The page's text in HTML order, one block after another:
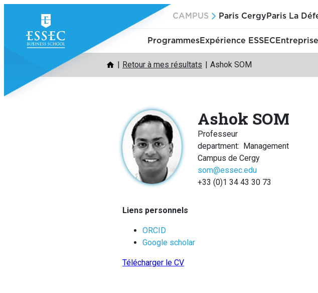
contenu
CAMPUS Paris Cergy Paris La
ProgrammesExpérience ESSEC
Retour à mes résultats Ashok SOM
Ashok SOM
Professeur
department: Management
Campus de Cergy
som@essec.edu
+33 (0)1 34 43 30 73
Liens personnels
ORCID
Google scholar
Télécharger le CV